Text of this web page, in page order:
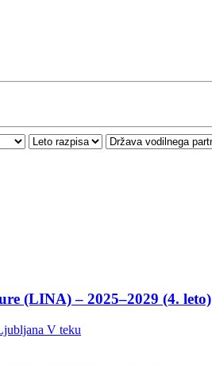
(LINA) – 2025–2029 (4. leto)
V teku